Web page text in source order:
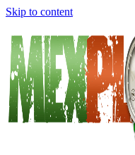
Skip to content